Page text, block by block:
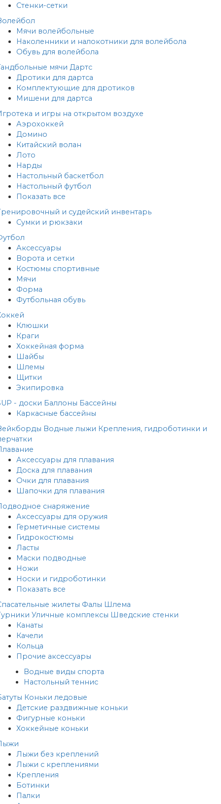
Стенки-сетки
Мячи волейбольные
Наколенники и налокотники для волейбола
Обувь для волейбола
мячи Дартс
Дротики для дартса
Комплектующие для дротиков
Мишени для дартса
и игры на открытом воздухе
Аэрохоккей
Домино
Китайский волан
Лото
Нарды
Настольный баскетбол
Настольный футбол
Показать все
и судейский инвентарь
Сумки и рюкзаки
Аксессуары
Ворота и сетки
Костюмы спортивные
Мячи
Форма
Футбольная обувь
Клюшки
Краги
Хоккейная форма
Шайбы
Шлемы
Щитки
Экипировка
- доски Баллоны Бассейны
Каркасные бассейны
Водные лыжи Крепления, гидроботинки и
Аксессуары для плавания
Доска для плавания
Очки для плавания
Шапочки для плавания
снаряжение
Аксессуары для оружия
Герметичные системы
Гидрокостюмы
Ласты
Маски подводные
Ножи
Носки и гидроботинки
Показать все
жилеты Фалы Шлема
Уличные комплексы Шведские стенки
Канаты
Качели
Кольца
Прочие аксессуары
Водные виды спорта
Настольный теннис
Коньки ледовые
Детские раздвижные коньки
Фигурные коньки
Хоккейные коньки
Лыжи без креплений
Лыжи с креплениями
Крепления
Ботинки
Палки